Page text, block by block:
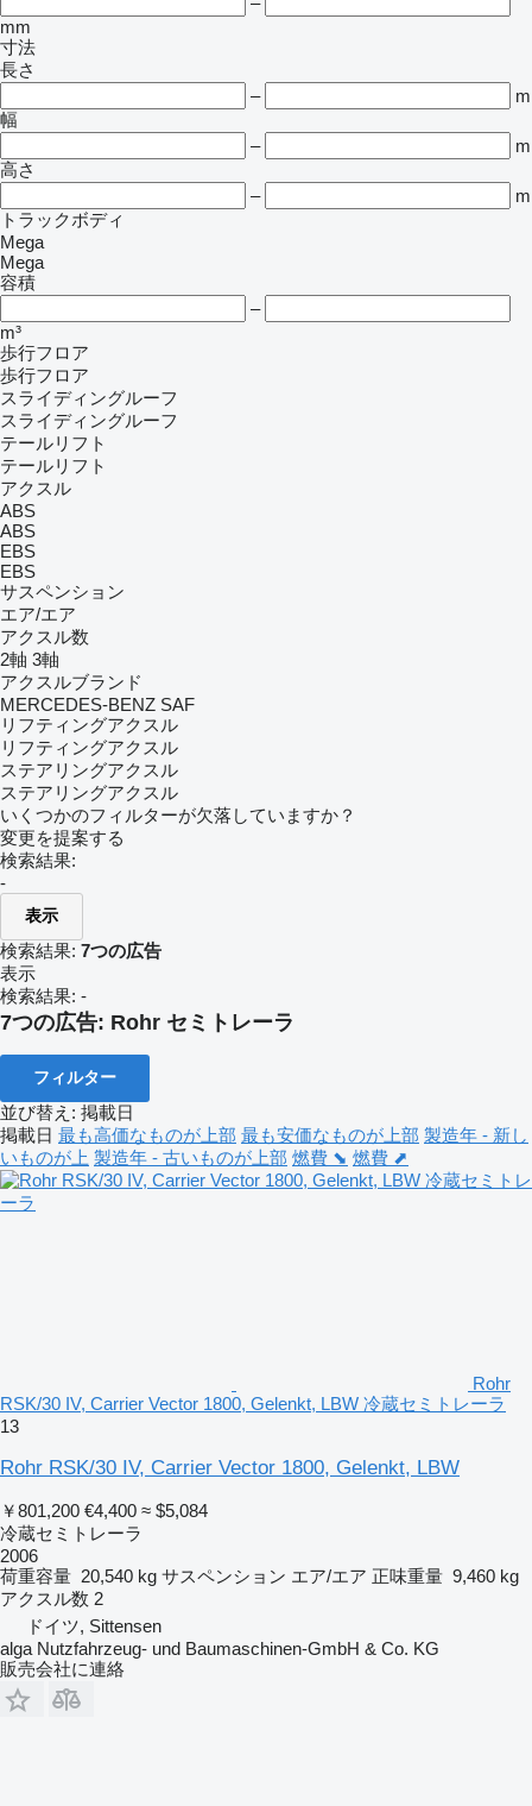
mm
寸法
長さ
–
m
幅
–
m
高さ
–
m
トラックボディ
Mega
Mega
容積
–
m³
歩行フロア
歩行フロア
スライディングルーフ
スライディングルーフ
テールリフト
テールリフト
アクスル
ABS
ABS
EBS
EBS
サスペンション
エア/エア
アクスル数
2軸 3軸
アクスルブランド
MERCEDES-BENZ SAF
リフティングアクスル
リフティングアクスル
ステアリングアクスル
ステアリングアクスル
いくつかのフィルターが欠落していますか？
変更を提案する
検索結果:
-
表示
検索結果: 7つの広告
表示
検索結果: -
7つの広告: Rohr セミトレーラ
フィルター
並び替え : 掲載日
掲載日 最も高価なものが上部 最も安価なものが上部 製造年 - 新し
いものが上 製造年 - 古いものが上部 燃費 ⬊ 燃費 ⬈
Rohr
RSK/30 IV, Carrier Vector 1800, Gelenkt, LBW 冷蔵セミトレーラ
13
Rohr RSK/30 IV, Carrier Vector 1800, Gelenkt, LBW
￥801,200 €4,400 ≈ $5,084
冷蔵セミトレーラ
2006
荷重容量 20,540 kg サスペンション エア/エア 正味重量 9,460 kg
アクスル数 2
ドイツ, Sittensen
alga Nutzfahrzeug- und Baumaschinen-GmbH & Co. KG
販売会社に連絡